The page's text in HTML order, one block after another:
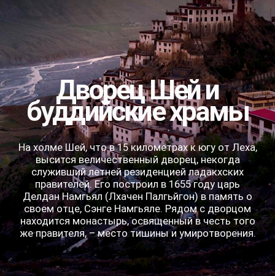
Долина Нубра
и высокогорное
озеро Пангонг-Цо
Нубра - это не просто долина, это другая планета.
Представьте: бескрайние просторы белоснежной
пустыни, по которым неспешно шествуют караваны
двугорбых верблюдов, фантастические пейзажи, от
которых захватывает дух, и древняя культура,
сохранившая свою самобытность.
Озеро Пангонг (Пангонг-Цо) – это высокогорное